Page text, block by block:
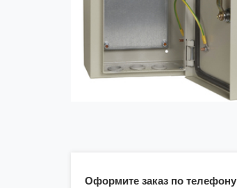
Оформите заказ по телефону